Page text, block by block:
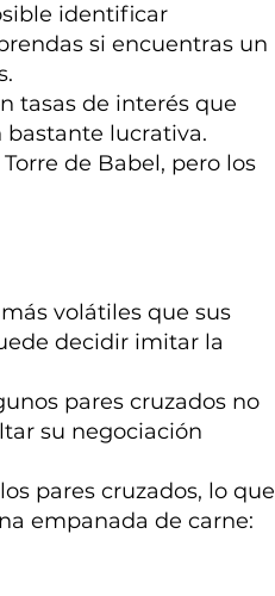
identificar
si encuentras un
tasas de interés que
lucrativa.
de Babel, pero los
volátiles que sus
decidir imitar la
pares cruzados no
su negociación
pares cruzados, lo que
empanada de carne: